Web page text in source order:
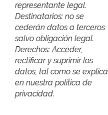
representante legal.
Destinatarios: no se
cederán datos a terceros
salvo obligación legal.
Derechos: Acceder,
rectificar y suprimir los
datos, tal como se explica
en nuestra política de
privacidad.